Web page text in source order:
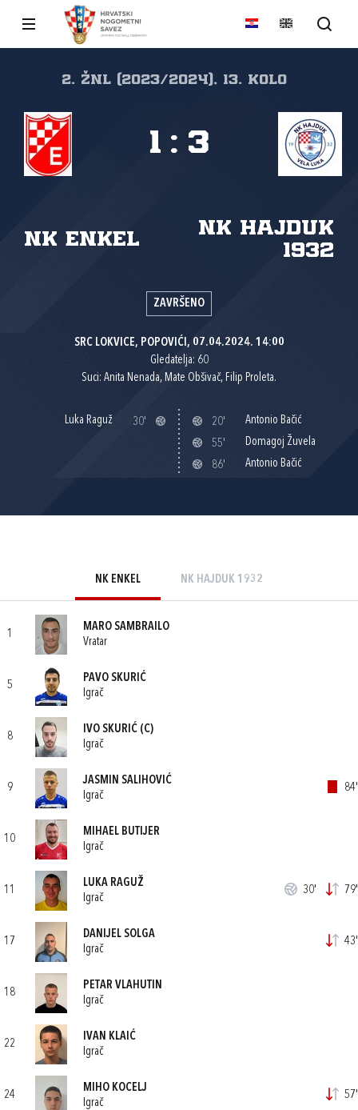
2. ŽNL (2023/2024), 13. kolo
NK Enkel
NK Hajduk
1932
1 : 3
ZAVRŠENO
SRC LOKVICE, POPOVIĆI, 07.04.2024. 14:00
Gledatelja: 60
Suci: Anita Nenada, Mate Obšivač, Filip Proleta.
Luka Raguž 30' 20'
Antonio Bačić
55'
Domagoj Žuvela
86'
Antonio Bačić
NK ENKEL NK HAJDUK 1932
1
MARO SAMBRAILO
Vratar
5
PAVO SKURIĆ
Igrač
8
IVO SKURIĆ (C)
Igrač
9
JASMIN SALIHOVIĆ
Igrač
84'
10
MIHAEL BUTIJER
Igrač
11
LUKA RAGUŽ
Igrač
30' 79'
17
DANIJEL SOLGA
Igrač
43'
18
PETAR VLAHUTIN
Igrač
22
IVAN KLAIĆ
Igrač
24
MIHO KOCELJ
Igrač
57'